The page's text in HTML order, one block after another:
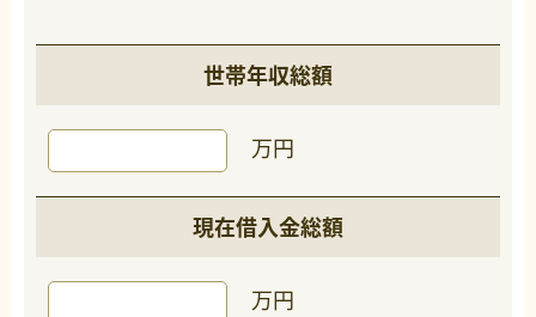
世帯年収総額
万円
現在借入金総額
万円